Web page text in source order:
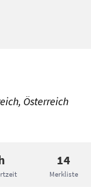
14
Merkliste
Österreich